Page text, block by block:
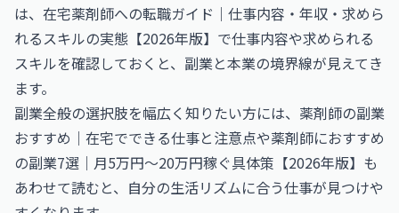
は、 在宅薬剤師への転職ガイド｜仕事内容・年収・求めら
れるスキルの実態【2026年版】 で仕事内容や求められる
スキルを確認しておくと、副業と本業の境界線が見えてき
ます。
副業全般の選択肢を幅広く知りたい方には、 薬剤師の副業
おすすめ｜在宅でできる仕事と注意点や薬剤師におすすめ
の副業7選｜月5万円〜20万円稼ぐ具体策【2026年版】 も
あわせて読むと、自分の生活リズムに合う仕事が見つけや